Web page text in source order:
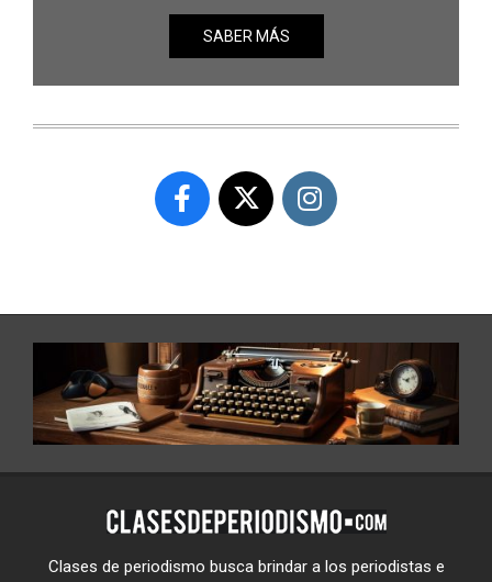
SABER MÁS
Clases de periodismo busca brindar a los periodistas e